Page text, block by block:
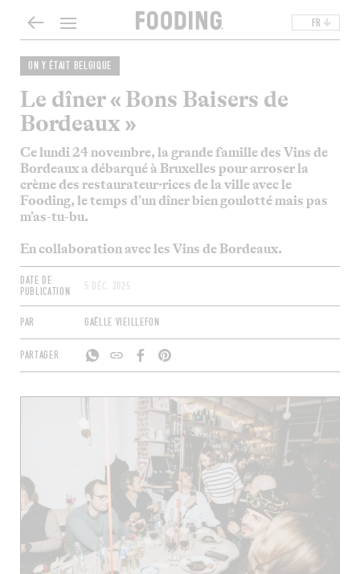
FR
ON Y ÉTAIT BELGIQUE
Le dîner « Bons Baisers de
Bordeaux »
Celundi 24 novembre, la grande famille des Vins de
Bordeaux a débarqué à Bruxelles pour arroser la
crème des restaurateur·rices de la ville avec le
Fooding, le temps d’un dîner bien goulottémais pas
m’as-tu-bu.
En collaboration avec les Vins de Bordeaux.
DATE DE
PUBLICATION
5 DÉC. 2025
PAR GAËLLE VIEILLEFON
PARTAGER